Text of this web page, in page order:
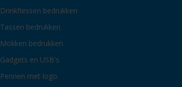
Drinkflessen bedrukken
Tassen bedrukken
Mokken bedrukken
Gadgets en USB's
Pennen met logo